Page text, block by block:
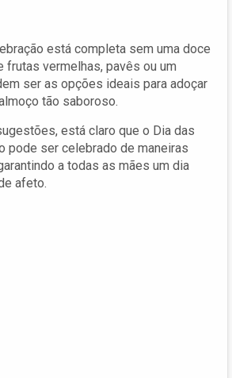
está completa sem uma doce
frutas vermelhas, pavês ou um
ser as opções ideais para adoçar
tão saboroso.
está claro que o Dia das
pode ser celebrado de maneiras
a todas as mães um dia
afeto.